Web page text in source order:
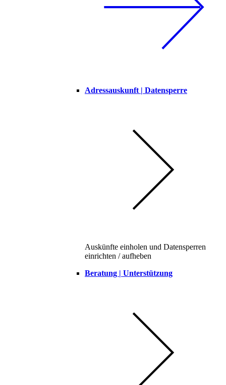
Adressauskunft | Datensperre
Auskünfte einholen und Datensperren
einrichten / aufheben
Beratung | Unterstützung